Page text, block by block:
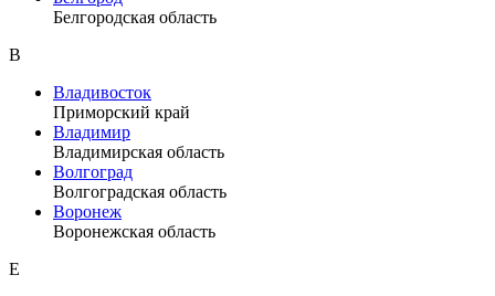
Белгородская область
В
Владивосток
Приморский край
Владимир
Владимирская область
Волгоград
Волгоградская область
Воронеж
Воронежская область
Е